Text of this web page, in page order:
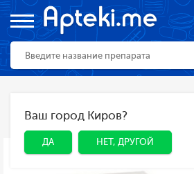
ДА НЕТ, ДРУГОЙ
Ваш город Киров?
ДА НЕТ, ДРУГОЙ
Главная Каталог Мама и малыш
и кормящих мам
Косметика и уход